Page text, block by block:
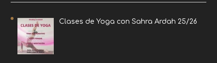
Clases de Yoga con Sahra Ardah 25/26